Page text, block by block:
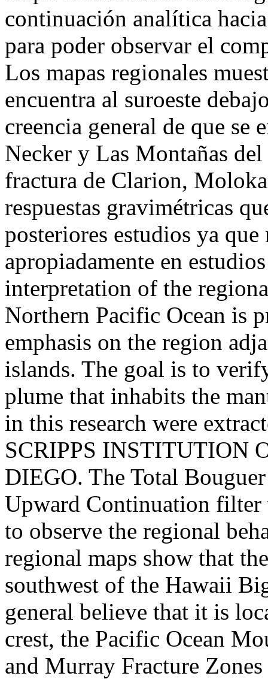
continuación analítica
para poder observar el
Los mapas regionales
encuentra al suroeste
creencia general de que se
Necker y Las Montañas
fractura de Clarion,
respuestas gravimétricas
posteriores estudios ya
apropiadamente en
interpretation of the
Northern Pacific Ocean is
emphasis on the region
islands. The goal is to
plume that inhabits the
in this research were
SCRIPPS INSTITUTION
DIEGO. The Total
Upward Continuation filter
to observe the regional
regional maps show that
southwest of the Hawaii
general believe that it is
crest, the Pacific Ocean
and Murray Fracture